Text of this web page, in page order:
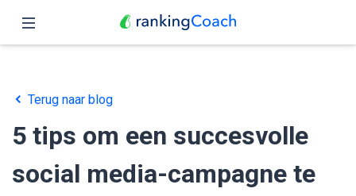
Functies
Prijzen
Partners
Terug naar blog
5 tips om een succesvolle
social media-campagne te